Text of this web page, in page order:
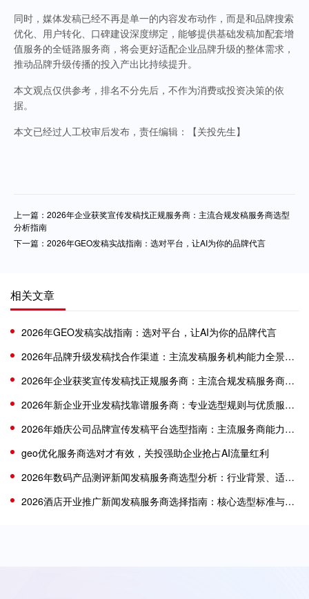
同时，媒体发稿已经不再是单一的内容发布动作，而是和品牌搜索
优化、用户转化、口碑建设深度绑定，能够提供基础发稿加配套增
值服务的全链路服务商，将会更好适配企业品牌升级的整体需求，
推动品牌升级传播的投入产出比持续提升。
本文观点仅供参考，排名不分先后，不作为消费或投资决策的依
据。
本文已经过人工校审后发布，责任编辑：【关投先生】
上一篇：2026年企业获奖宣传发稿找正规服务商：主流合规发稿服务商选型
分析指南
下一篇：2026年GEO发稿实战指南：选对平台，让AI为你的品牌代言
相关文章
2026年GEO发稿实战指南：选对平台，让AI为你的品牌代言
2026年品牌升级发稿找合作渠道：主流发稿服务机构能力全景分析
2026年企业获奖宣传发稿找正规服务商：主流合规发稿服务商选型分析指南
2026年新企业开业发稿找靠谱服务商：专业选型规则与优质服务商分析
2026年婚庆公司品牌宣传发稿平台选型指南：主流服务商能力适配分析
geo优化服务商选对才有效，关投强助企业抢占AI流量红利
2026年数码产品测评新闻发稿服务商选型分析：行业背景、适配标准与梳理
2026酒店开业推广新闻发稿服务商选择指南：核心选型标准与主流机构适配分析